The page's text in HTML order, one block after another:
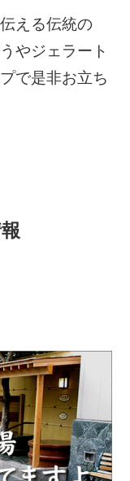
える伝統の
やジェラート
で是非お立ち